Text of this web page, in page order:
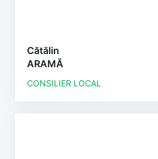
Cătălin
ARAMĂ
CONSILIER LOCAL